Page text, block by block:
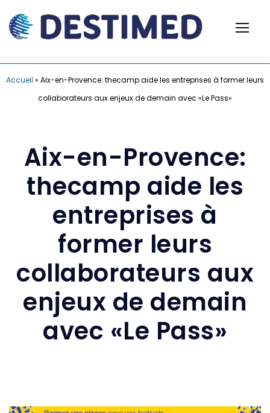
Accueil » Aix-en-Provence: thecamp aide les entreprises à former leurs
collaborateurs aux enjeux de demain avec «Le Pass»
Aix-en-Provence:
thecamp aide les
entreprises à
former leurs
collaborateurs aux
enjeux de demain
avec «Le Pass»